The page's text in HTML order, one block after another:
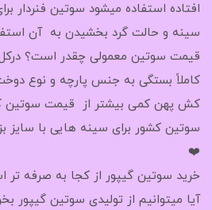
افتاده استفاده میشود سوتین فنردار
سینه و حالت گرد بخشیدن به آن
قیمت سوتین معمولی چقدر است؟
کاملاً بستگی به جنس پارچه و نوع
کش پهن کمی بیشتر از قیمت
سوتین کشور برای سینه هایی با سایز
❤️
خرید سوتین گیپور از کجا به صرفه
آیا میتوانیم از تولیدی سوتین گیپور